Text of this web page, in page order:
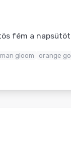
fém a
gloom orange